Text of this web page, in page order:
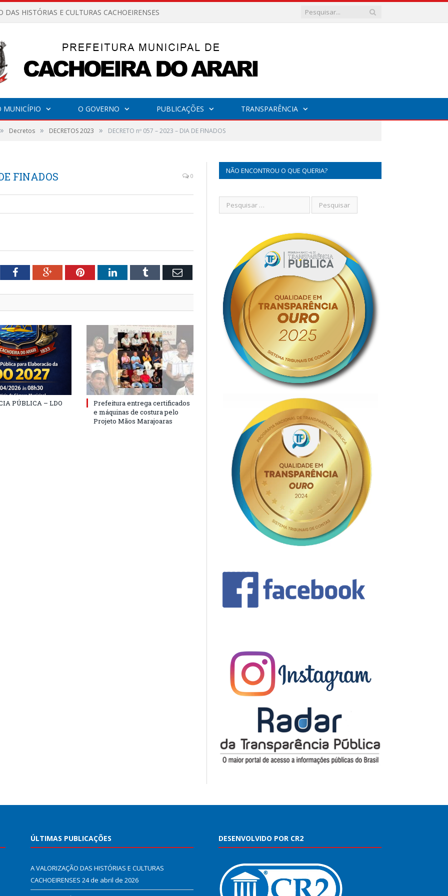
DAS HISTÓRIAS E CULTURAS CACHOEIRENSES
MUNICÍPIO O GOVERNO PUBLICAÇÕES TRANSPARÊNCIA
» Decretos » DECRETOS 2023 » DECRETO nº 057 – 2023 – DIA DE FINADOS
FINADOS 0
FacebookGoogle+PinterestLinkedInTumblr Email
PÚBLICA – LDO
Prefeitura entrega certificados
e máquinas de costura pelo
Projeto Mãos Marajoaras
NÃO ENCONTROU O QUE QUERIA?
ÚLTIMAS PUBLICAÇÕES
A VALORIZAÇÃO DAS HISTÓRIAS E CULTURAS
CACHOEIRENSES 24 de abril de 2026
DESENVOLVIDO POR CR2